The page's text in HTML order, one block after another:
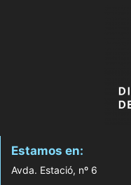
Estamos en:
Avda. Estació, nº 6